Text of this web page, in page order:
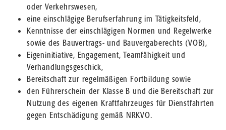
oder Verkehrswesen,
eine einschlägige Berufserfahrung im Tätigkeitsfeld,
Kenntnisse der einschlägigen Normen und Regelwerke
sowie des Bauvertrags- und Bauvergaberechts (VOB),
Eigeninitiative, Engagement, Teamfähigkeit und
Verhandlungsgeschick,
Bereitschaft zur regelmäßigen Fortbildung sowie
den Führerschein der Klasse B und die Bereitschaft zur
Nutzung des eigenen Kraftfahrzeuges für Dienstfahrten
gegen Entschädigung gemäß NRKVO.